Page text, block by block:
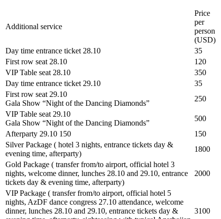
Additional service
Price
per
person
(USD)
Day time entrance ticket 28.10
35
First row seat 28.10
120
VIP Table seat 28.10
350
Day time entrance ticket 29.10
35
First row seat 29.10
Gala Show “Night of the Dancing Diamonds”
250
VIP Table seat 29.10
Gala Show “Night of the Dancing Diamonds”
500
Afterparty 29.10 150
150
Silver Package ( hotel 3 nights, entrance tickets day &
evening time, afterparty)
1800
Gold Package ( transfer from/to airport, official hotel 3
nights, welcome dinner, lunches 28.10 and 29.10, entrance
tickets day & evening time, afterparty)
2000
VIP Package ( transfer from/to airport, official hotel 5
nights, AzDF dance congress 27.10 attendance, welcome
dinner, lunches 28.10 and 29.10, entrance tickets day &
3100